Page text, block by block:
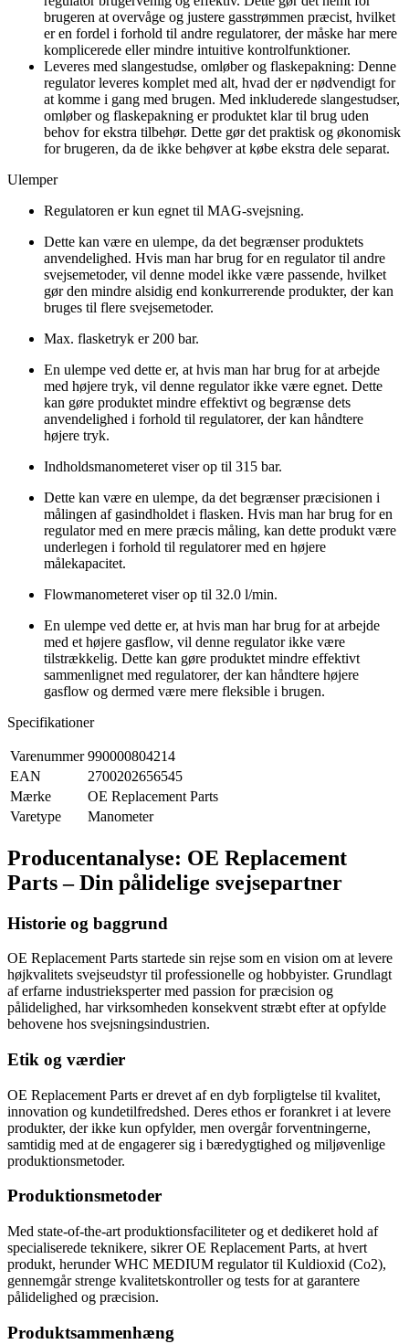
brugeren at overvåge og justere gasstrømmen præcist, hvilket
er en fordel i forhold til andre regulatorer, der måske har mere
komplicerede eller mindre intuitive kontrolfunktioner.
Leveres med slangestudse, omløber og flaskepakning: Denne
regulator leveres komplet med alt, hvad der er nødvendigt for
at komme i gang med brugen. Med inkluderede slangestudser,
omløber og flaskepakning er produktet klar til brug uden
behov for ekstra tilbehør. Dette gør det praktisk og økonomisk
for brugeren, da de ikke behøver at købe ekstra dele separat.
Ulemper
Regulatoren er kun egnet til MAG-svejsning.
Dette kan være en ulempe, da det begrænser produktets
anvendelighed. Hvis man har brug for en regulator til andre
svejsemetoder, vil denne model ikke være passende, hvilket
gør den mindre alsidig end konkurrerende produkter, der kan
bruges til flere svejsemetoder.
Max. flasketryk er 200 bar.
En ulempe ved dette er, at hvis man har brug for at arbejde
med højere tryk, vil denne regulator ikke være egnet. Dette
kan gøre produktet mindre effektivt og begrænse dets
anvendelighed i forhold til regulatorer, der kan håndtere
højere tryk.
Indholdsmanometeret viser op til 315 bar.
Dette kan være en ulempe, da det begrænser præcisionen i
målingen af gasindholdet i flasken. Hvis man har brug for en
regulator med en mere præcis måling, kan dette produkt være
underlegen i forhold til regulatorer med en højere
målekapacitet.
Flowmanometeret viser op til 32.0 l/min.
En ulempe ved dette er, at hvis man har brug for at arbejde
med et højere gasflow, vil denne regulator ikke være
tilstrækkelig. Dette kan gøre produktet mindre effektivt
sammenlignet med regulatorer, der kan håndtere højere
gasflow og dermed være mere fleksible i brugen.
Specifikationer
Varenummer 990000804214
EAN
2700202656545
Mærke
OE Replacement Parts
Varetype
Manometer
Producentanalyse: OE Replacement
Parts – Din pålidelige svejsepartner
Historie og baggrund
OE Replacement Parts startede sin rejse som en vision om at levere
højkvalitets svejseudstyr til professionelle og hobbyister. Grundlagt
af erfarne industrieksperter med passion for præcision og
pålidelighed, har virksomheden konsekvent stræbt efter at opfylde
behovene hos svejsningsindustrien.
Etik og værdier
OE Replacement Parts er drevet af en dyb forpligtelse til kvalitet,
innovation og kundetilfredshed. Deres ethos er forankret i at levere
produkter, der ikke kun opfylder, men overgår forventningerne,
samtidig med at de engagerer sig i bæredygtighed og miljøvenlige
produktionsmetoder.
Produktionsmetoder
Med state-of-the-art produktionsfaciliteter og et dedikeret hold af
specialiserede teknikere, sikrer OE Replacement Parts, at hvert
produkt, herunder WHC MEDIUM regulator til Kuldioxid (Co2),
gennemgår strenge kvalitetskontroller og tests for at garantere
pålidelighed og præcision.
Produktsammenhæng